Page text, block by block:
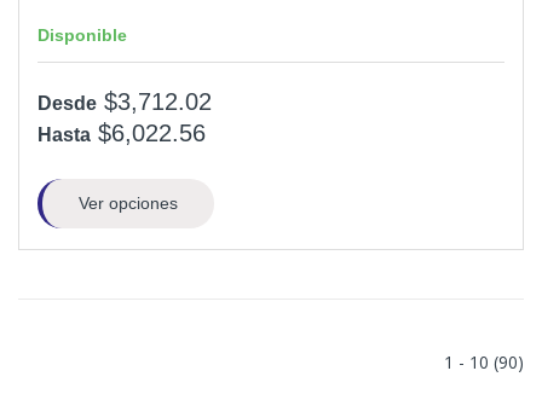
Disponible
Desde $3,712.02
Hasta $6,022.56
Ver opciones
1 - 10 (90)